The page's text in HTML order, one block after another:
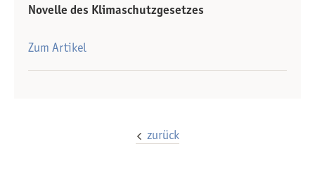
Novelle des Klimaschutzgesetzes
Zum Artikel
zurück